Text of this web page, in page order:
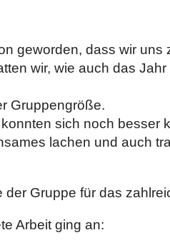
geworden, dass wir uns
wir, wie auch das
Gruppengröße.
sich noch besser
lachen und auch
Gruppe für das
Arbeit ging an: